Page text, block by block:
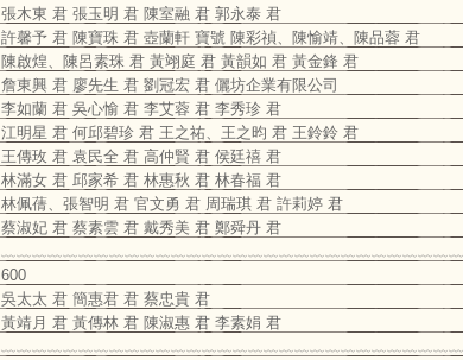
張木東 君 張玉明 君 陳室融 君 郭永泰 君
許馨予 君 陳寶珠 君 壺蘭軒 寶號 陳彩禎、陳愉靖、陳品蓉 君
陳啟煌、陳呂素珠 君 黃翊庭 君 黃韻如 君 黃金鋒 君
詹東興 君 廖先生 君 劉冠宏 君 儷坊企業有限公司
李如蘭 君 吳心愉 君 李艾蓉 君 李秀珍 君
江明星 君 何邱碧珍 君 王之祐、王之昀 君 王鈴鈴 君
王傳玫 君 袁民全 君 高仲賢 君 侯廷禧 君
林滿女 君 邱家希 君 林惠秋 君 林春福 君
林佩蒨、張智明 君 官文勇 君 周瑞琪 君 許莉婷 君
蔡淑妃 君 蔡素雲 君 戴秀美 君 鄭舜丹 君
600
吳太太 君 簡惠君 君 蔡忠貴 君
黃靖月 君 黃傳林 君 陳淑惠 君 李素娟 君